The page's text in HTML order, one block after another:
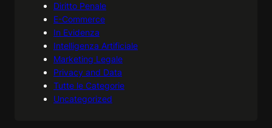
Diritto Penale
E-Commerce
In Evidenza
Intelligenza Artificiale
Marketing Legale
Privacy and Data
Tutte le Categorie
Uncategorized